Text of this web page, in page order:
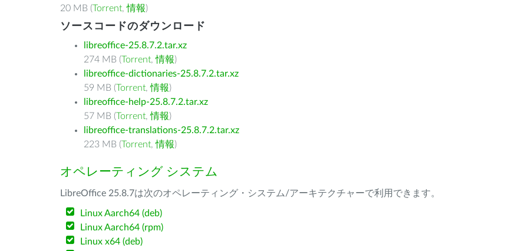
20 MB (Torrent,情報)
ソースコードのダウンロード
libreoffice-25.8.7.2.tar.xz
274 MB (Torrent,情報)
libreoffice-dictionaries-25.8.7.2.tar.xz
59 MB (Torrent,情報)
libreoffice-help-25.8.7.2.tar.xz
57 MB (Torrent,情報)
libreoffice-translations-25.8.7.2.tar.xz
223 MB (Torrent,情報)
オペレーティング システム
LibreOffice 25.8.7は次のオペレーティング・システム/アーキテクチャーで利用できます。
Linux Aarch64 (deb)
Linux Aarch64 (rpm)
Linux x64 (deb)